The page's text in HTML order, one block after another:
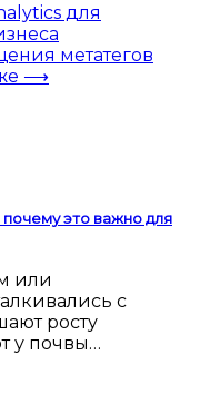
для
метатегов
⟶
почему это важно для
с
росту
у почвы…